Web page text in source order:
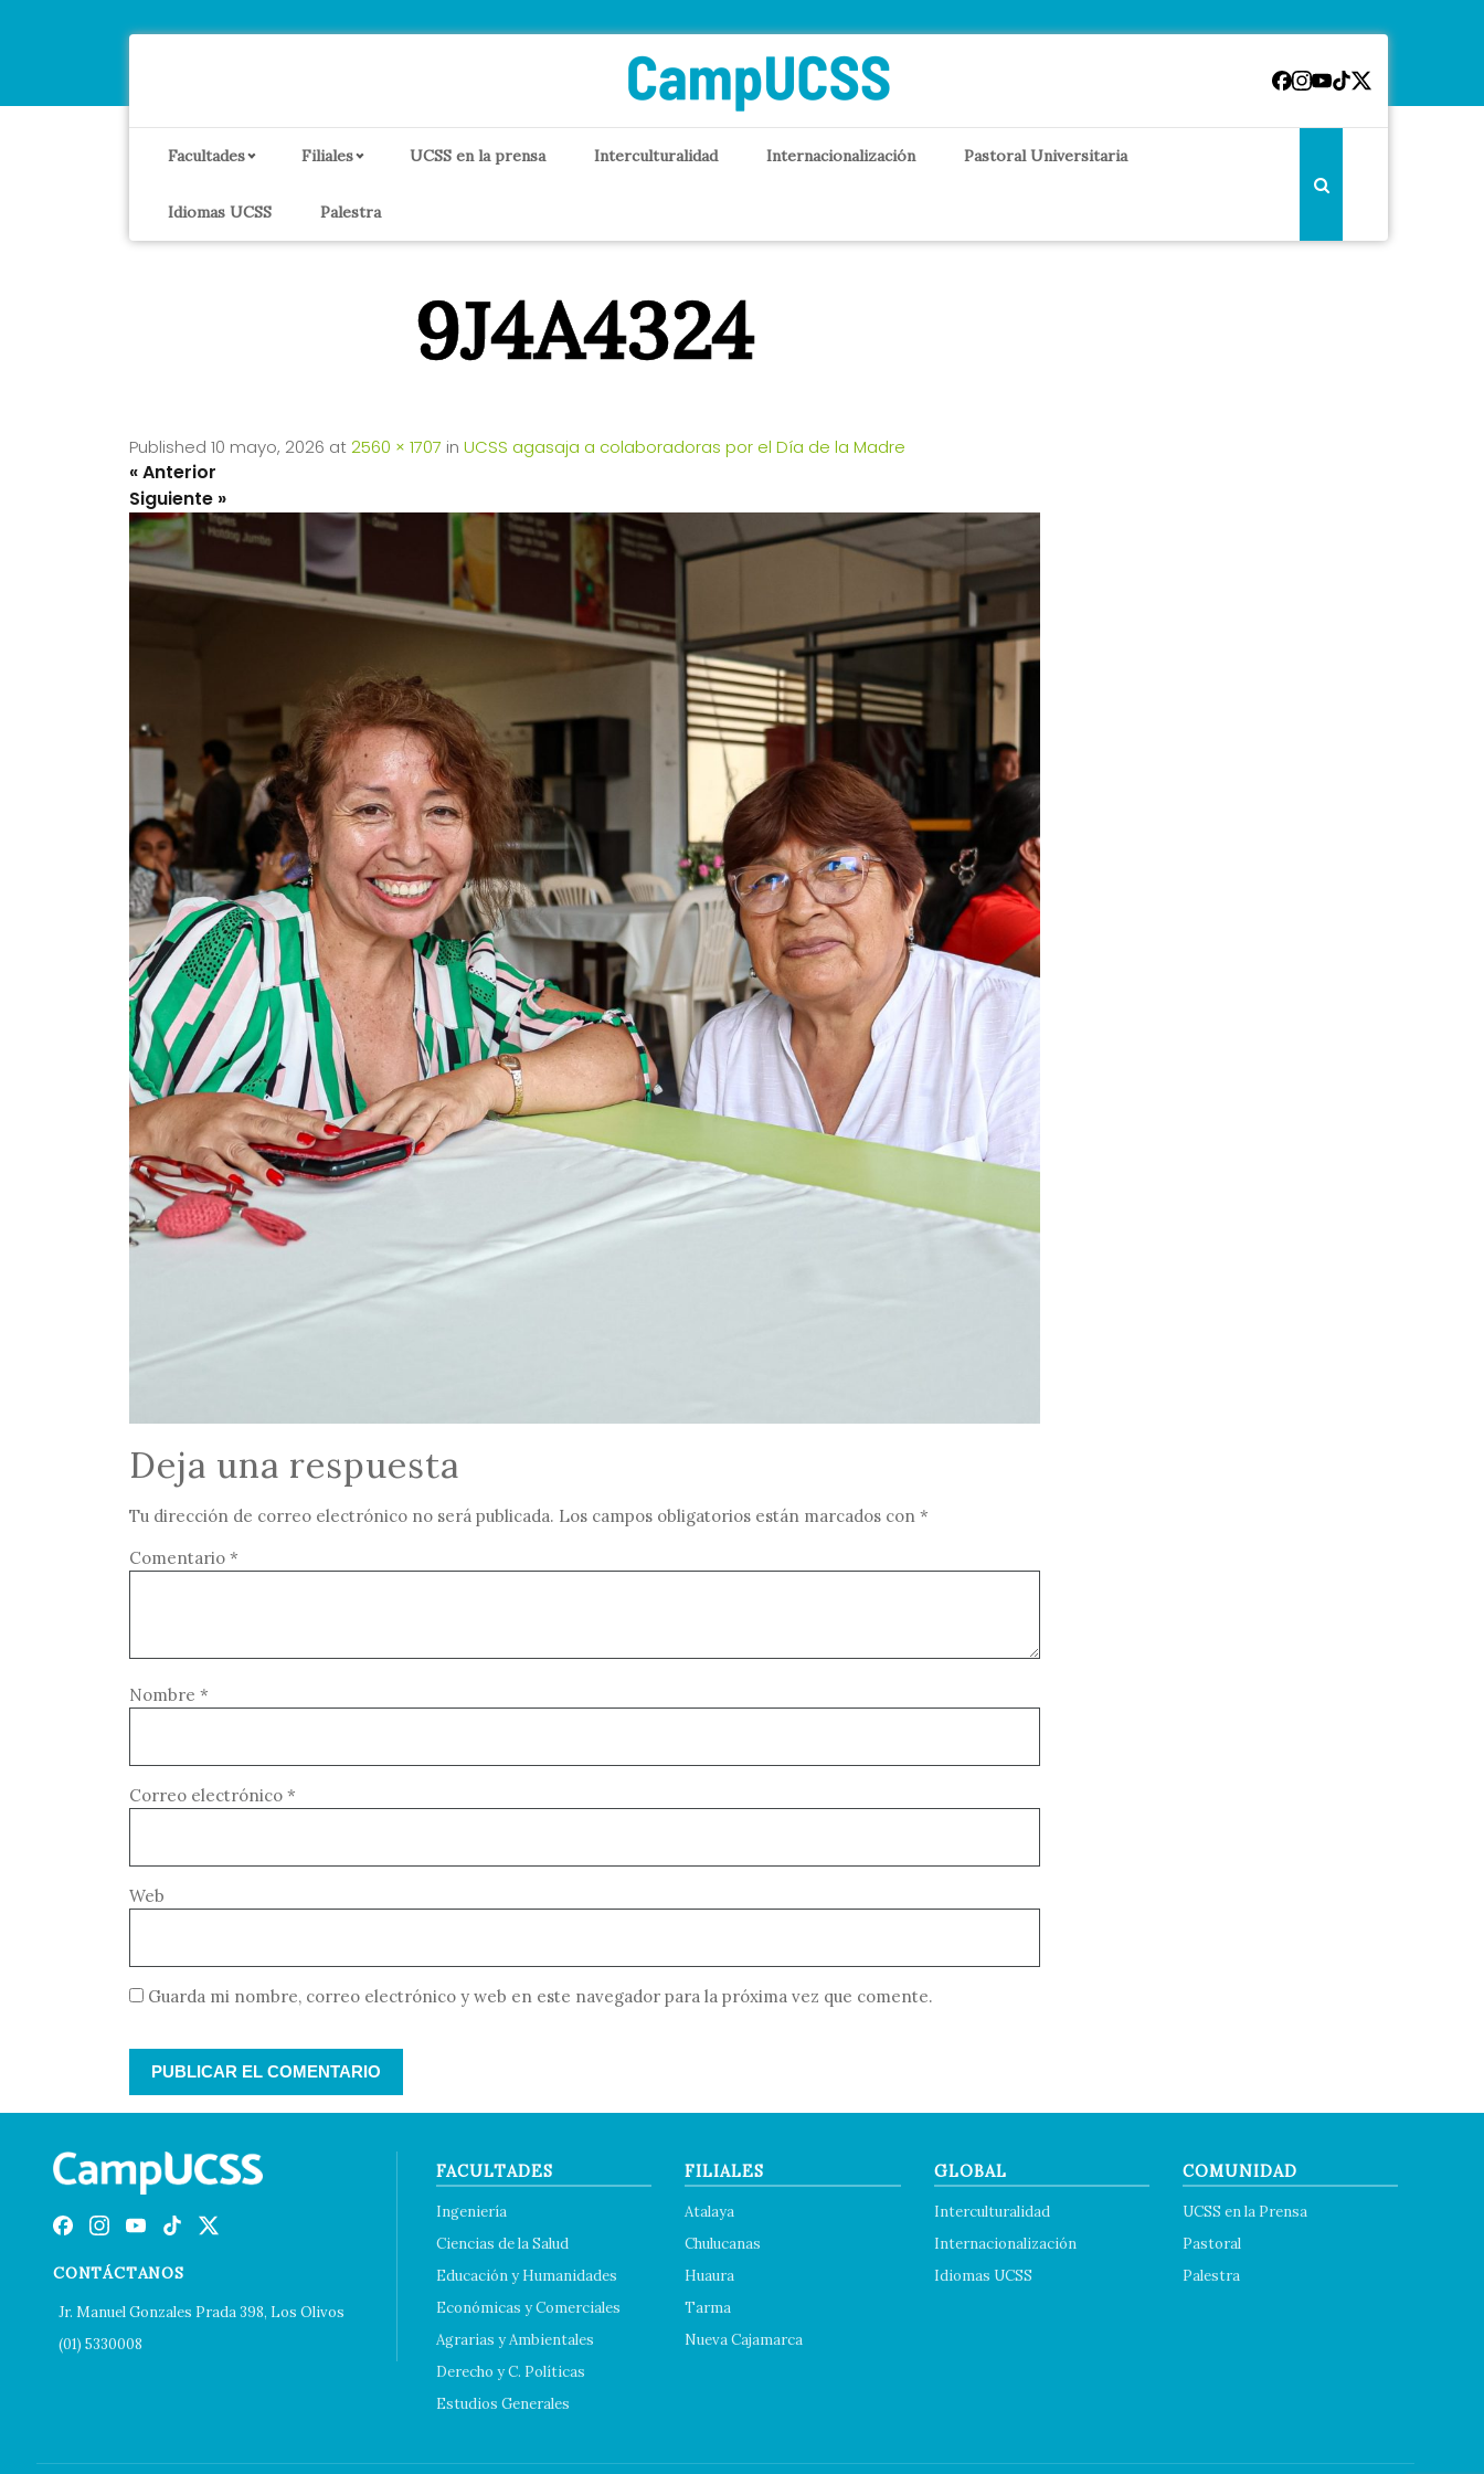
Facultades Filiales UCSS en la prensa Interculturalidad Internacionalización Pastoral Universitaria
Idiomas UCSS Palestra
9J4A4324
Published 10 mayo, 2026 at2560 × 1707 in UCSS agasaja a colaboradoras por el Día de la Madre
Deja una respuesta
Tu dirección de correo electrónico no será publicada. Los campos obligatorios están marcados con *
Comentario *
Nombre *
Correo electrónico *
Web
Guarda mi nombre, correo electrónico y web en este navegador para la próxima vez que comente.
CONTÁCTANOS
Jr. Manuel Gonzales Prada 398, Los Olivos
(01) 5330008
FACULTADES
Ingeniería
Ciencias de la Salud
Educación y Humanidades
Económicas y Comerciales
Agrarias y Ambientales
Derecho y C. Políticas
Estudios Generales
FILIALES
Atalaya
Chulucanas
Huaura
Tarma
Nueva Cajamarca
GLOBAL
Interculturalidad
Internacionalización
Idiomas UCSS
COMUNIDAD
UCSS en la Prensa
Pastoral
Palestra